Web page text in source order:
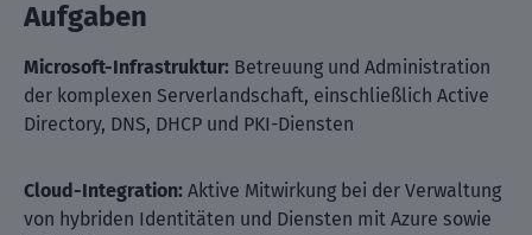
Aufgaben
Microsoft-Infrastruktur: Betreuung und Administration
der komplexen Serverlandschaft, einschließlich Active
Directory, DNS, DHCP und PKI-Diensten
Cloud-Integration: Aktive Mitwirkung bei der Verwaltung
von hybriden Identitäten und Diensten mit Azure sowie